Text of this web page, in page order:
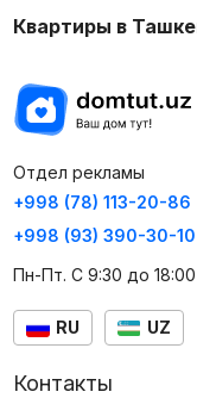
Квартиры в
Отдел рекламы
+998 (78) 113-20-86
+998 (93) 390-30-10
Пн-Пт. С 9:30 до 18:00
RU UZ
Контакты